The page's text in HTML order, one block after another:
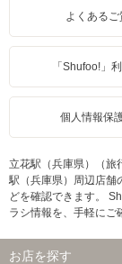
よくあるご
「Shufoo!」
個人情報保
立花駅（兵庫県）（旅
駅（兵庫県）周辺店舗
どを確認できます。
ラシ情報を、手軽にご
お店を探す